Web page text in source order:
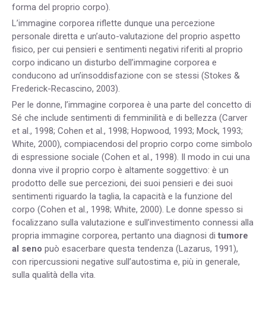
forma del proprio corpo).
L’immagine corporea riflette dunque una percezione
personale diretta e un’auto-valutazione del proprio aspetto
fisico, per cui pensieri e sentimenti negativi riferiti al proprio
corpo indicano un disturbo dell’immagine corporea e
conducono ad un’insoddisfazione con se stessi (Stokes &
Frederick-Recascino, 2003).
Per le donne, l’immagine corporea è una parte del concetto di
Sé che include sentimenti di femminilità e di bellezza (Carver
et al., 1998; Cohen et al., 1998; Hopwood, 1993; Mock, 1993;
White, 2000), compiacendosi del proprio corpo come simbolo
di espressione sociale (Cohen et al., 1998). Il modo in cui una
donna vive il proprio corpo è altamente soggettivo: è un
prodotto delle sue percezioni, dei suoi pensieri e dei suoi
sentimenti riguardo la taglia, la capacità e la funzione del
corpo (Cohen et al., 1998; White, 2000). Le donne spesso si
focalizzano sulla valutazione e sull’investimento connessi alla
propria immagine corporea, pertanto una diagnosi di tumore
al seno può esacerbare questa tendenza (Lazarus, 1991),
con ripercussioni negative sull’autostima e, più in generale,
sulla qualità della vita.